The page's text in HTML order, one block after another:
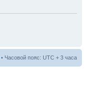
• Часовой пояс: UTC + 3 часа